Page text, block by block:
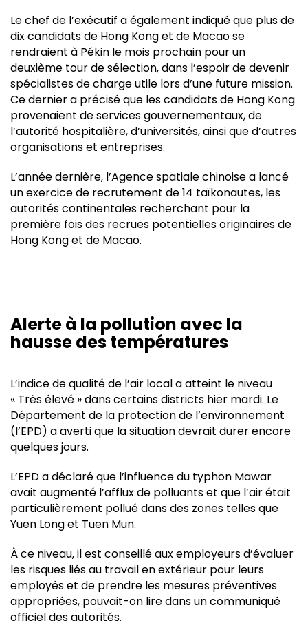
Le chef de l’exécutif a également indiqué que plus de
dix candidats de Hong Kong et de Macao se
rendraient à Pékin le mois prochain pour un
deuxième tour de sélection, dans l’espoir de devenir
spécialistes de charge utile lors d’une future mission.
Ce dernier a précisé que les candidats de Hong Kong
provenaient de services gouvernementaux, de
l’autorité hospitalière, d’universités, ainsi que d’autres
organisations et entreprises.
L’année dernière, l’Agence spatiale chinoise a lancé
un exercice de recrutement de 14 taïkonautes, les
autorités continentales recherchant pour la
première fois des recrues potentielles originaires de
Hong Kong et de Macao.
Alerte à la pollution avec la
hausse des températures
L’indice de qualité de l’air local a atteint le niveau
« Très élevé » dans certains districts hier mardi. Le
Département de la protection de l’environnement
(l’EPD) a averti que la situation devrait durer encore
quelques jours.
L’EPD a déclaré que l’influence du typhon Mawar
avait augmenté l’afflux de polluants et que l’air était
particulièrement pollué dans des zones telles que
Yuen Long et Tuen Mun.
À ce niveau, il est conseillé aux employeurs d’évaluer
les risques liés au travail en extérieur pour leurs
employés et de prendre les mesures préventives
appropriées, pouvait-on lire dans un communiqué
officiel des autorités.